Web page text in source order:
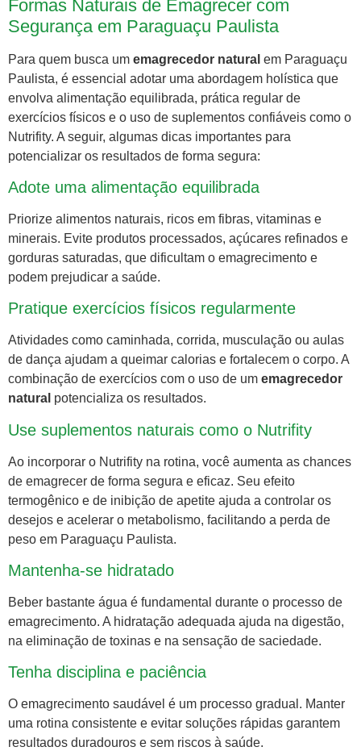
Formas Naturais de Emagrecer com
Segurança em Paraguaçu Paulista
Para quem busca um emagrecedor natural em Paraguaçu
Paulista, é essencial adotar uma abordagem holística que
envolva alimentação equilibrada, prática regular de
exercícios físicos e o uso de suplementos confiáveis como o
Nutrifity. A seguir, algumas dicas importantes para
potencializar os resultados de forma segura:
Adote uma alimentação equilibrada
Priorize alimentos naturais, ricos em fibras, vitaminas e
minerais. Evite produtos processados, açúcares refinados e
gorduras saturadas, que dificultam o emagrecimento e
podem prejudicar a saúde.
Pratique exercícios físicos regularmente
Atividades como caminhada, corrida, musculação ou aulas
de dança ajudam a queimar calorias e fortalecem o corpo. A
combinação de exercícios com o uso de um emagrecedor
natural potencializa os resultados.
Use suplementos naturais como o Nutrifity
Ao incorporar o Nutrifity na rotina, você aumenta as chances
de emagrecer de forma segura e eficaz. Seu efeito
termogênico e de inibição de apetite ajuda a controlar os
desejos e acelerar o metabolismo, facilitando a perda de
peso em Paraguaçu Paulista.
Mantenha-se hidratado
Beber bastante água é fundamental durante o processo de
emagrecimento. A hidratação adequada ajuda na digestão,
na eliminação de toxinas e na sensação de saciedade.
Tenha disciplina e paciência
O emagrecimento saudável é um processo gradual. Manter
uma rotina consistente e evitar soluções rápidas garantem
resultados duradouros e sem riscos à saúde.